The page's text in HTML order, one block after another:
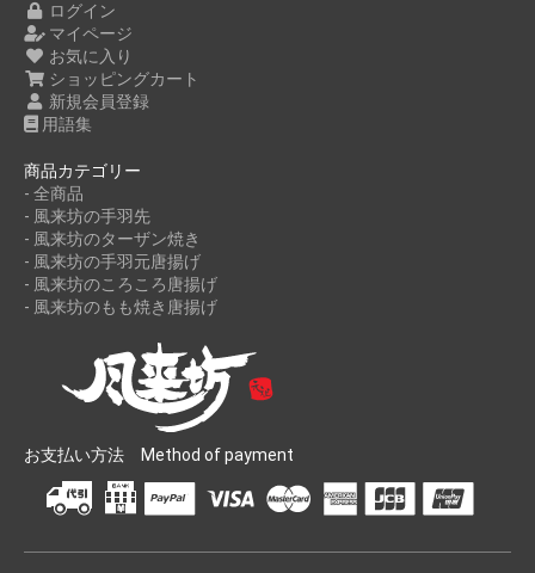
ログイン
マイページ
お気に入り
ショッピングカート
新規会員登録
用語集
商品カテゴリー
- 全商品
- 風来坊の手羽先
- 風来坊のターザン焼き
- 風来坊の手羽元唐揚げ
- 風来坊のころころ唐揚げ
- 風来坊のもも焼き唐揚げ
お支払い方法 Method of payment